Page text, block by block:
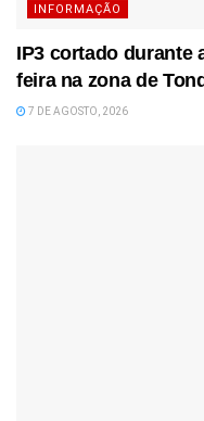
INFORMAÇÃO
IP3 cortado durante
feira na zona de
7 DE AGOSTO, 2026